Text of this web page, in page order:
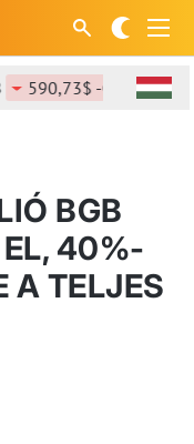
590,73$ -0,34%
BGB
EL, 40%-
A TELJES